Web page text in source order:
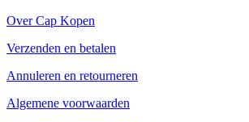
Over Cap Kopen
Verzenden en betalen
Annuleren en retourneren
Algemene voorwaarden